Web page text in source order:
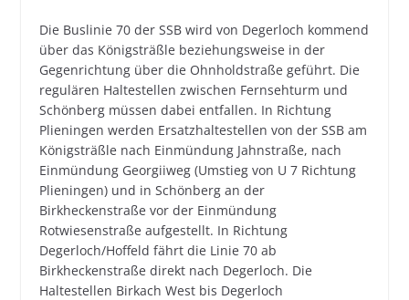
Die Buslinie 70 der SSB wird von Degerloch kommend
über das Königsträßle beziehungsweise in der
Gegenrichtung über die Ohnholdstraße geführt. Die
regulären Haltestellen zwischen Fernsehturm und
Schönberg müssen dabei entfallen. In Richtung
Plieningen werden Ersatzhaltestellen von der SSB am
Königsträßle nach Einmündung Jahnstraße, nach
Einmündung Georgiiweg (Umstieg von U 7 Richtung
Plieningen) und in Schönberg an der
Birkheckenstraße vor der Einmündung
Rotwiesenstraße aufgestellt. In Richtung
Degerloch/Hoffeld fährt die Linie 70 ab
Birkheckenstraße direkt nach Degerloch. Die
Haltestellen Birkach West bis Degerloch